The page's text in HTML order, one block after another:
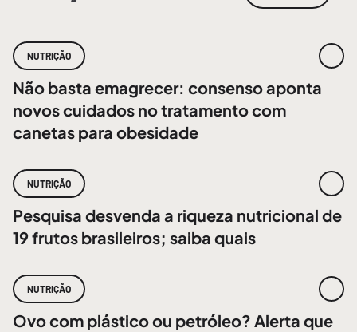
NUTRIÇÃO
Não basta emagrecer: consenso aponta
novos cuidados no tratamento com
canetas para obesidade
NUTRIÇÃO
Pesquisa desvenda a riqueza nutricional de
19 frutos brasileiros; saiba quais
NUTRIÇÃO
Ovo com plástico ou petróleo? Alerta que